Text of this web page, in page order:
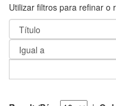
Utilizar filtros para refinar o